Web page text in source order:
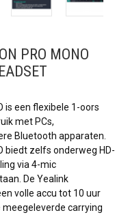
PRO MONO
is een flexibele 1-oors
met PCs,
Bluetooth apparaten.
biedt zelfs onderweg HD-
via 4-mic
De Yealink
volle accu tot 10 uur
carrying